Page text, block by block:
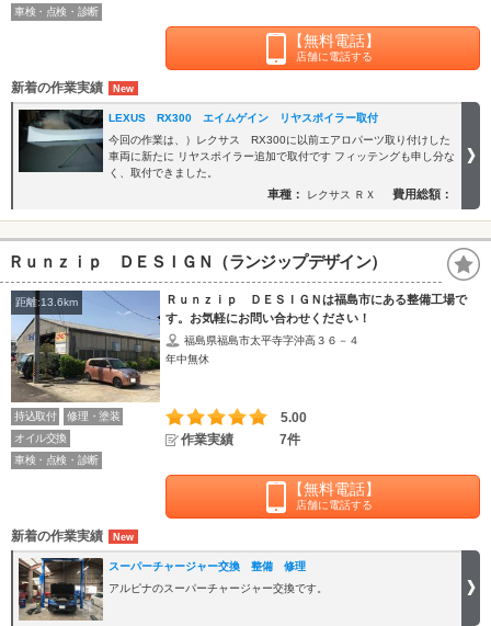
車検・点検・診断
【無料電話】
店舗に電話する
新着の作業実績
LEXUS RX300 エイムゲイン リヤスポイラー取付
今回の作業は、）レクサス RX300に以前エアロパーツ取り付けした
車両に新たに リヤスポイラー追加で取付です フィッテングも申し分な
く、取付できました。
車種： レクサス ＲＸ 費用総額：
Ｒｕｎｚｉｐ ＤＥＳＩＧＮ（ランジップデザイン）
距離:13.6km
Ｒｕｎｚｉｐ ＤＥＳＩＧＮは福島市にある整備工場で
す。お気軽にお問い合わせください！
福島県福島市太平寺字沖高３６－４
年中無休
持込取付
修理・塗装
オイル交換
車検・点検・診断
5.00
作業実績
7件
【無料電話】
店舗に電話する
新着の作業実績
スーパーチャージャー交換 整備 修理
アルピナのスーパーチャージャー交換です。